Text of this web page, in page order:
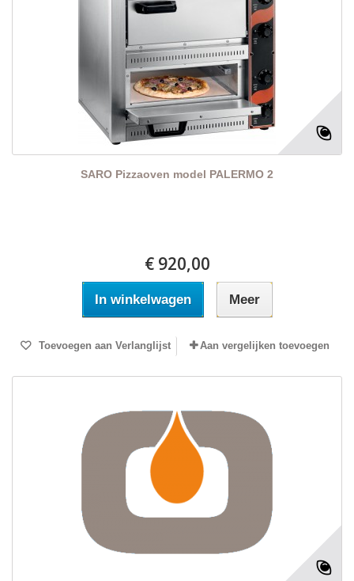
SARO Pizzaoven model PALERMO 2
€ 920,00
In winkelwagen Meer
Toevoegen aan Verlanglijst Aan vergelijken toevoegen